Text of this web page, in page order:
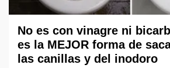
No es con vinagre ni
es la MEJOR forma de
las canillas y del inodoro